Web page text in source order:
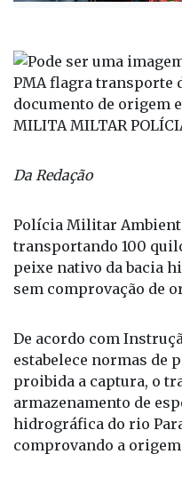
Da Redação
Polícia Militar
transportando 100
peixe nativo da bacia
sem comprovação de
De acordo com
estabelece normas de
proibida a captura, o
armazenamento de
hidrográfica do rio
comprovando a